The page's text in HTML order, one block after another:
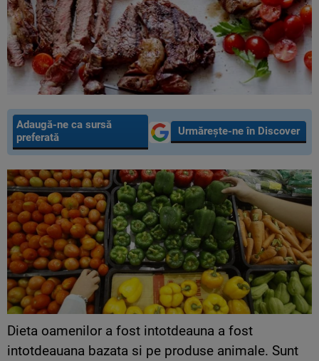
Adaugă-ne ca sursă
preferată
Urmărește-ne în Discover
Dieta oamenilor a fost intotdeauna a fost
intotdeauana bazata si pe produse animale. Sunt